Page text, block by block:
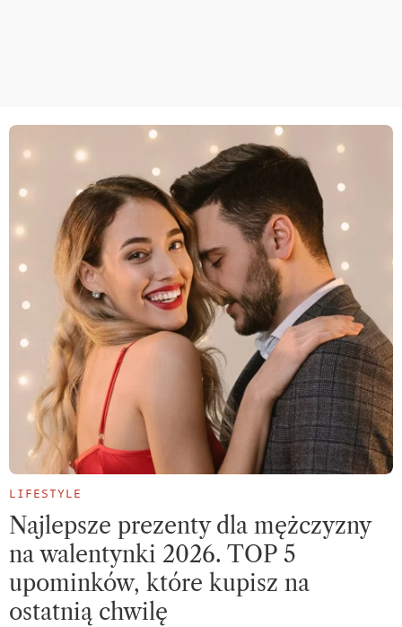
LIFESTYLE
Najlepsze prezenty dla mężczyzny
na walentynki 2026. TOP 5
upominków, które kupisz na
ostatnią chwilę